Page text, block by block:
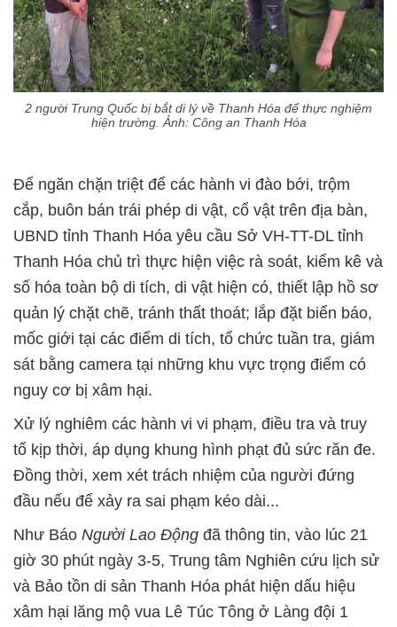
2 người Trung Quốc bị bắt di lý về Thanh Hóa để thực nghiệm
hiện trường. Ảnh: Công an Thanh Hóa
Để ngăn chặn triệt để các hành vi đào bới, trộm
cắp, buôn bán trái phép di vật, cổ vật trên địa bàn,
UBND tỉnh Thanh Hóa yêu cầu Sở VH-TT-DL tỉnh
Thanh Hóa chủ trì thực hiện việc rà soát, kiểm kê và
số hóa toàn bộ di tích, di vật hiện có, thiết lập hồ sơ
quản lý chặt chẽ, tránh thất thoát; lắp đặt biển báo,
mốc giới tại các điểm di tích, tổ chức tuần tra, giám
sát bằng camera tại những khu vực trọng điểm có
nguy cơ bị xâm hại.
Xử lý nghiêm các hành vi vi phạm, điều tra và truy
tố kịp thời, áp dụng khung hình phạt đủ sức răn đe.
Đồng thời, xem xét trách nhiệm của người đứng
đầu nếu để xảy ra sai phạm kéo dài...
Như Báo Người Lao Động đã thông tin, vào lúc 21
giờ 30 phút ngày 3-5, Trung tâm Nghiên cứu lịch sử
và Bảo tồn di sản Thanh Hóa phát hiện dấu hiệu
xâm hại lăng mộ vua Lê Túc Tông ở Làng đội 1